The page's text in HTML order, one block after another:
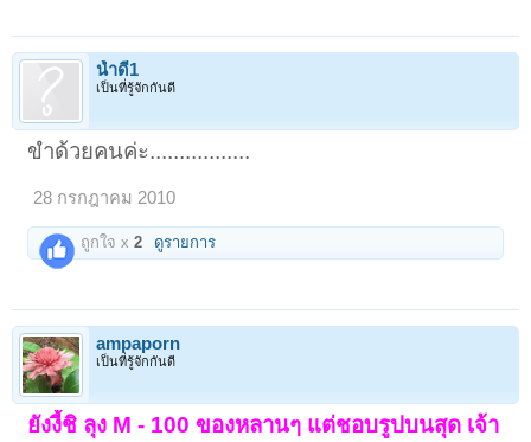
น้ำดี1
เป็นที่รู้จักกันดี
ขำด้วยคนค่ะ.................
28 กรกฎาคม 2010
ถูกใจ x2 ดูรายการ
ampaporn
เป็นที่รู้จักกันดี
ยังงี้ชิ ลุง M - 100 ของหลานๆ แต่ชอบรูปบนสุด เจ้า